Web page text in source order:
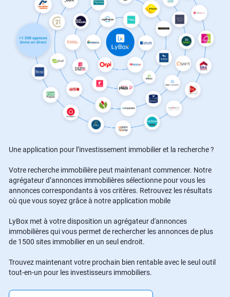
Une application pour l’investissement immobilier et la recherche ?
Votre recherche immobilière peut maintenant commencer. Notre
agrégateur d’annonces immobilières sélectionne pour vous les
annonces correspondants à vos critères. Retrouvez les résultats
où que vous soyez grâce à notre application mobile
LyBox met à votre disposition un agrégateur d'annonces
immobilières qui vous permet de rechercher les annonces de plus
de 1500 sites immobilier en un seul endroit.
Trouvez maintenant votre prochain bien rentable avec le seul outil
tout-en-un pour les investisseurs immobiliers.